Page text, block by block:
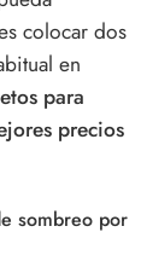
colocar dos
en
para
precios
sombreo por